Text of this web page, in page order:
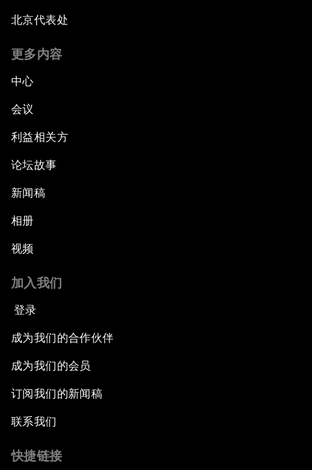
北京代表处
更多内容
中心
会议
利益相关方
论坛故事
新闻稿
相册
视频
加入我们
登录
成为我们的合作伙伴
成为我们的会员
订阅我们的新闻稿
联系我们
快捷链接